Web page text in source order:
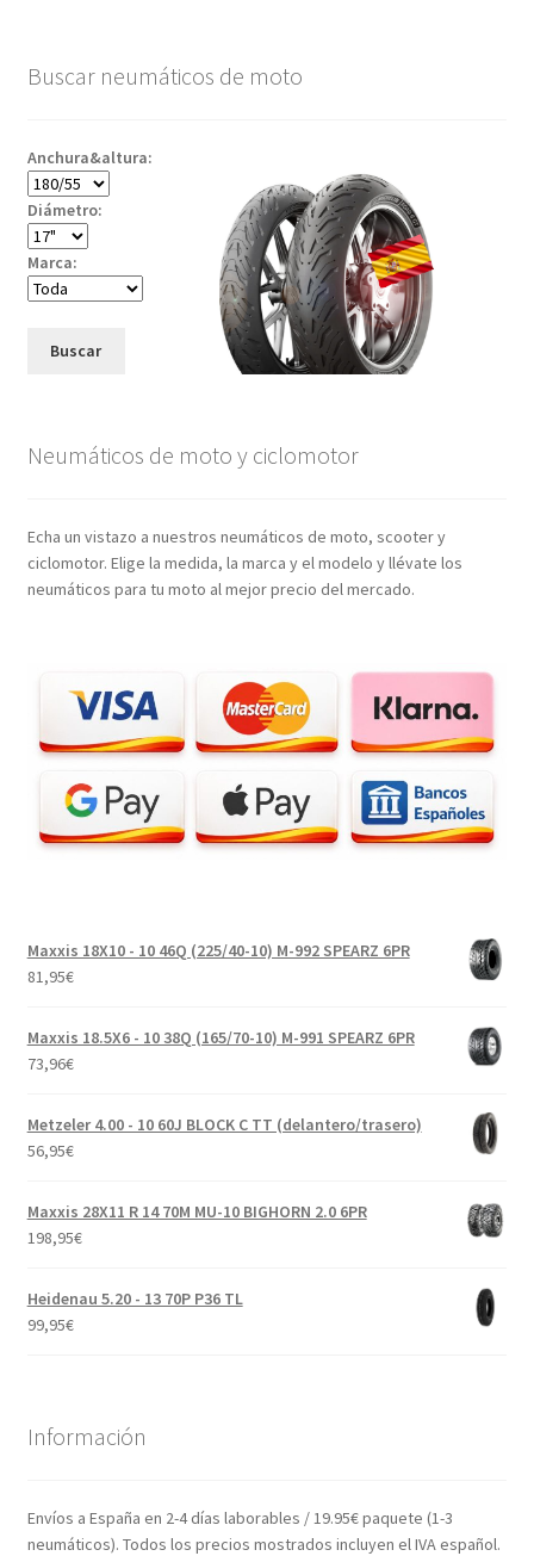
Buscar neumáticos de moto
Anchura&altura:
Diámetro:
Marca:
Buscar
Neumáticos de moto y ciclomotor
Echa un vistazo a nuestros neumáticos de moto, scooter y
ciclomotor. Elige la medida, la marca y el modelo y llévate los
neumáticos para tu moto al mejor precio del mercado.
Maxxis 18X10 - 10 46Q (225/40-10) M-992 SPEARZ 6PR
81,95€
Maxxis 18.5X6 - 10 38Q (165/70-10) M-991 SPEARZ 6PR
73,96€
Metzeler 4.00 - 10 60J BLOCK C TT (delantero/trasero)
56,95€
Maxxis 28X11 R 14 70M MU-10 BIGHORN 2.0 6PR
198,95€
Heidenau 5.20 - 13 70P P36 TL
99,95€
Información
Envíos a España en 2-4 días laborables / 19.95€ paquete (1-3
neumáticos). Todos los precios mostrados incluyen el IVA español.